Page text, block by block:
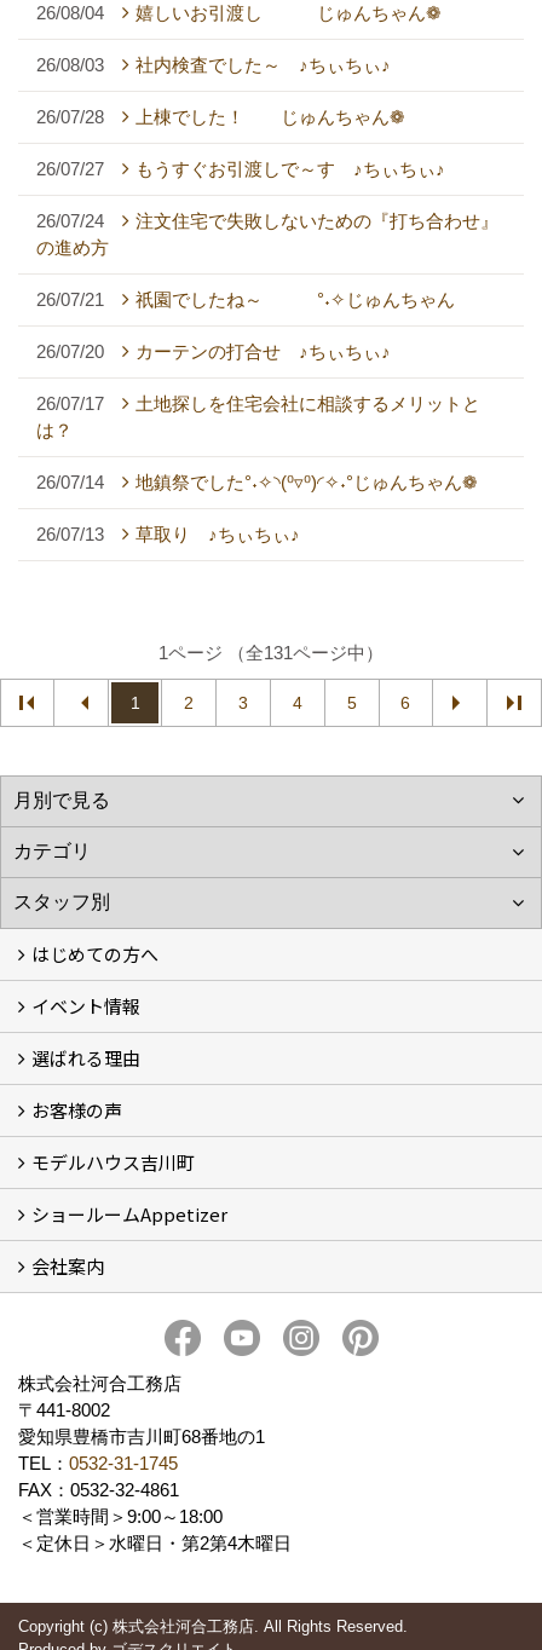
26/08/04 嬉しいお引渡し じゅんちゃん❁
26/08/03 社内検査でした～ ♪ちぃちぃ♪
26/07/28 上棟でした！ じゅんちゃん❁
26/07/27 もうすぐお引渡しで～す ♪ちぃちぃ♪
26/07/24
注文住宅で失敗しないための『打ち合わせ』
の進め方
26/07/21 祇園でしたね～ °˖✧じゅんちゃん
26/07/20 カーテンの打合せ ♪ちぃちぃ♪
26/07/17
土地探しを住宅会社に相談するメリットと
は？
26/07/14 地鎮祭でした°˖✧◝(⁰▿⁰)◜✧˖°じゅんちゃん❁
26/07/13 草取り ♪ちぃちぃ♪
1ページ （全131ページ中）
1 2 3 4 5 6
はじめての方へ
フォトギャラリー
性能について
自然素材のお家
オーナー様のおうち訪問
イベント情報
イベント情報
選ばれる理由
5つのやさしさ宣言
3つのプロ宣言
お家づくりスケジュール
お客様の声
お客様の声
モデルハウス吉川町
吉川町モデルハウス
ショールームAppetizer
Appetizer(ショールーム)
Appetizer(レンタルスペース)
会社案内
社長 河合智之の想い
求人情報 Recruit
株式会社河合工務店
〒441-8002
愛知県豊橋市吉川町68番地の1
TEL： 0532-31-1745
FAX：0532-32-4861
＜営業時間＞9:00～18:00
＜定休日＞水曜日・第2第4木曜日
Copyright (c) 株式会社河合工務店. All Rights Reserved.